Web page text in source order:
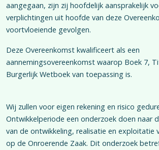
aangegaan, zijn zij hoofdelijk aansprakelijk
verplichtingen uit hoofde van deze
voortvloeiende gevolgen.
Deze Overeenkomst kwalificeert als een
aannemingsovereenkomst waarop Boek 7,
Burgerlijk Wetboek van toepassing is.
Wij zullen voor eigen rekening en risico
Ontwikkelperiode een onderzoek doen naar
van de ontwikkeling, realisatie en exploitatie
op de Onroerende Zaak. Dit onderzoek